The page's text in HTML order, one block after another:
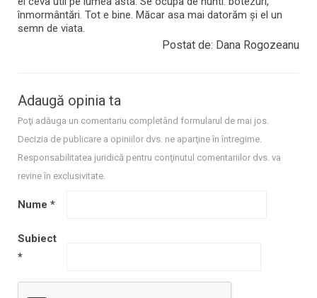
înmormântări. Tot e bine. Măcar asa mai datorăm și el un
semn de viata.
Postat de: Dana Rogozeanu
Adaugă opinia ta
Poţi adăuga un comentariu completând formularul de mai jos.
Decizia de publicare a opiniilor dvs. ne aparţine în întregime.
Responsabilitatea juridică pentru conţinutul comentariilor dvs. va
revine în exclusivitate.
Nume *
Subiect
*